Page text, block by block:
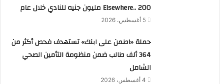
Elsewhere.. 200 مليون جنيه للنادي خلال عام
5 أغسطس، 2026
حملة «اطمن على ابنك» تستهدف فحص أكثر من
364 ألف طالب ضمن منظومة التأمين الصحي
الشامل
4 أغسطس، 2026